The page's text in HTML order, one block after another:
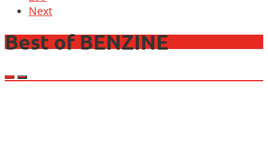
Next
Best of BENZINE